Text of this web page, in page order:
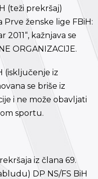
(teži prekršaj)
ženske lige FBiH:
2011“, kažnjava se
ORGANIZACIJE.
(isključenje iz
se briše iz
i ne može obavljati
sportu.
iz člana 69.
DP NS/FS BiH